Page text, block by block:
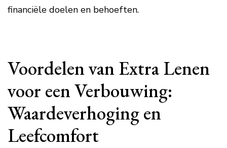
financiële doelen en behoeften.
Voordelen van Extra Lenen
voor een Verbouwing:
Waardeverhoging en
Leefcomfort